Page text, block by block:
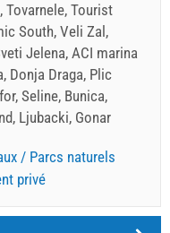
Tovarnele, Tourist
South, Veli Zal,
Jelena, ACI marina
Donja Draga, Plic
Seline, Bunica,
Ljubacki, Gonar
/ Parcs naturels
privé